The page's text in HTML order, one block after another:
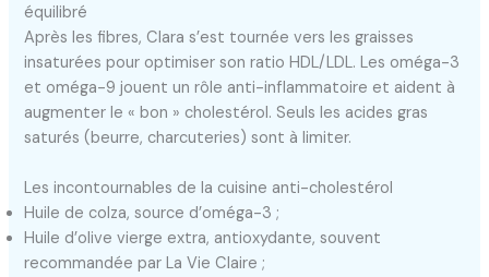
équilibré
Après les fibres, Clara s’est tournée vers les graisses
insaturées pour optimiser son ratio HDL/LDL. Les oméga-3
et oméga-9 jouent un rôle anti-inflammatoire et aident à
augmenter le « bon » cholestérol. Seuls les acides gras
saturés (beurre, charcuteries) sont à limiter.
Les incontournables de la cuisine anti-cholestérol
Huile de colza, source d’oméga-3 ;
Huile d’olive vierge extra, antioxydante, souvent
recommandée par La Vie Claire ;